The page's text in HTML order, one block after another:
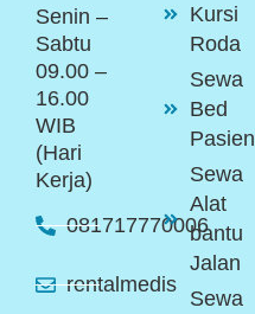
Senin –
Sabtu
09.00 –
16.00
WIB
(Hari
Kerja)
081717770006
rentalmedis
Kursi
Roda
Sewa
Bed
Pasien
Sewa
Alat
bantu
Jalan
Sewa